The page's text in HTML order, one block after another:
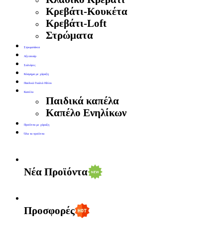
Κρεβάτι-Κουκέτα
Κρεβάτι-Loft
Στρώματα
Στρωματάκια
Αξεσουάρ
Σαλιάρες
Κόσμημα με χάραξη
Παιδικά Γυαλιά Ηλίου
Καπέλα
Παιδικά καπέλα
Καπέλο Ενηλίκων
Προϊόντα με χάραξη
Όλα τα προϊόντα
Νέα Προϊόντα
Προσφορές